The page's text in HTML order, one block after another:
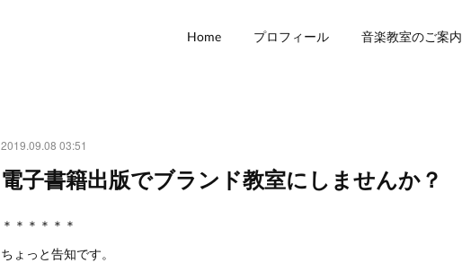
Home プロフィール 音楽教室のご案内
2019.09.08 03:51
電子書籍出版でブランド教室にしませんか？
＊＊＊＊＊＊
ちょっと告知です。